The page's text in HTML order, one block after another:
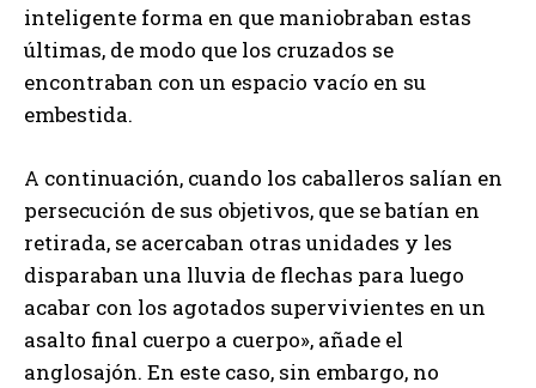
inteligente forma en que maniobraban estas
últimas, de modo que los cruzados se
encontraban con un espacio vacío en su
embestida.
A continuación, cuando los caballeros salían en
persecución de sus objetivos, que se batían en
retirada, se acercaban otras unidades y les
disparaban una lluvia de flechas para luego
acabar con los agotados supervivientes en un
asalto final cuerpo a cuerpo», añade el
anglosajón. En este caso, sin embargo, no